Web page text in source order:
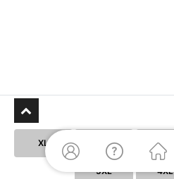
M
XL
4XL
5XL